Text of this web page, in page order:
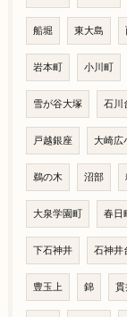
船堀 東大島
岩本町 小川町
雪が谷大塚 石川
戸越銀座 大崎広
鵜の木 沼部
大泉学園町 春日
下石神井 石神井
豊玉上 錦 貫